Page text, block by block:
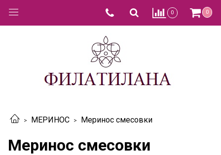
0 0
МЕРИНОС Меринос смесовки
Меринос смесовки